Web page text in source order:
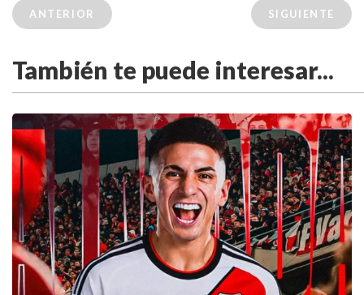
ANTERIOR SIGUIENTE
También te puede interesar...